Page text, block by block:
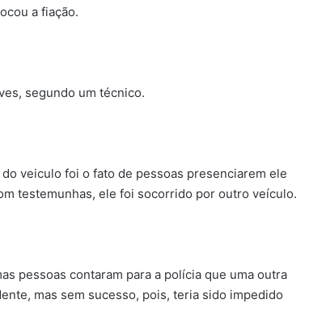
a fiação.
segundo um técnico.
veiculo foi o fato de pessoas presenciarem ele
testemunhas, ele foi socorrido por outro veículo.
pessoas contaram para a polícia que uma outra
mas sem sucesso, pois, teria sido impedido